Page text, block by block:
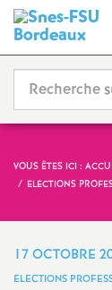
VOUS ÊTES ICI :
ELECTIONS
17 OCTOBRE
ELECTIONS